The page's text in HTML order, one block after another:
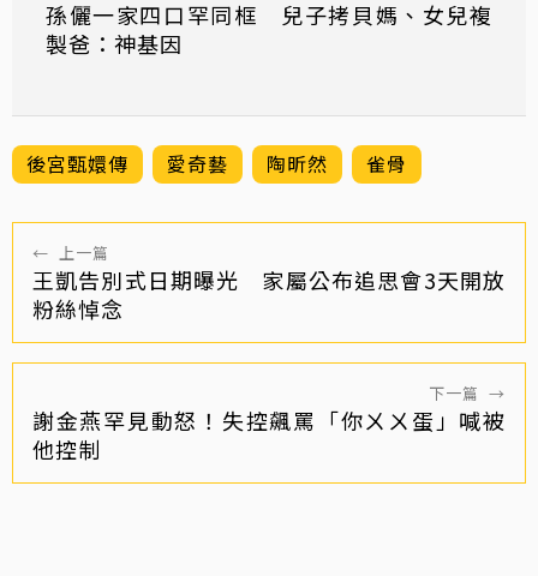
孫儷一家四口罕同框 兒子拷貝媽、女兒複
製爸：神基因
後宮甄嬛傳 愛奇藝 陶昕然 雀骨
← 上一篇
王凱告別式日期曝光 家屬公布追思會3天開放
粉絲悼念
下一篇 →
謝金燕罕見動怒！失控飆罵「你ㄨㄨ蛋」喊被
他控制